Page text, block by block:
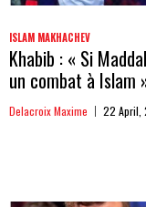
ISLAM MAKHACHEV
Khabib : « Si
un combat à Islam
Delacroix Maxime 22 April,